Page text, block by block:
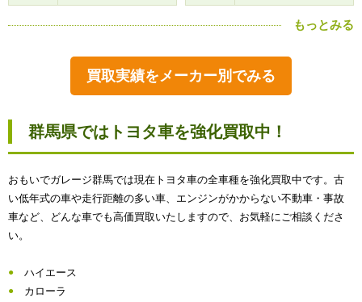
もっとみる
買取実績をメーカー別でみる
群馬県ではトヨタ車を強化買取中！
おもいでガレージ群馬では現在トヨタ車の全車種を強化買取中です。古
い低年式の車や走行距離の多い車、エンジンがかからない不動車・事故
車など、どんな車でも高価買取いたしますので、お気軽にご相談くださ
い。
ハイエース
カローラ